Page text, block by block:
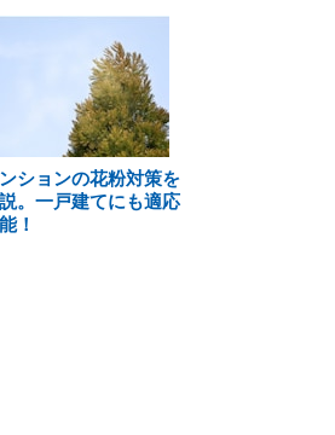
ションの花粉対策を
。一戸建てにも適応
！